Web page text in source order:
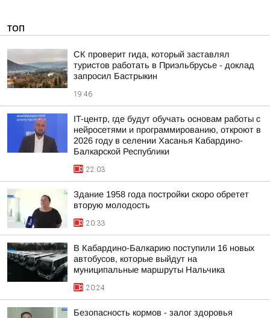
ТОП
СК проверит гида, который заставлял
туристов работать в Приэльбрусье - доклад
запросил Бастрыкин
19:46
IT-центр, где будут обучать основам работы с
нейросетями и программированию, откроют в
2026 году в селении Хасанья Кабардино-
Балкарской Республики
22:03
Здание 1958 года постройки скоро обретет
вторую молодость
20:33
В Кабардино-Балкарию поступили 16 новых
автобусов, которые выйдут на
муниципальные маршруты Нальчика
20:24
Безопасность кормов - залог здоровья